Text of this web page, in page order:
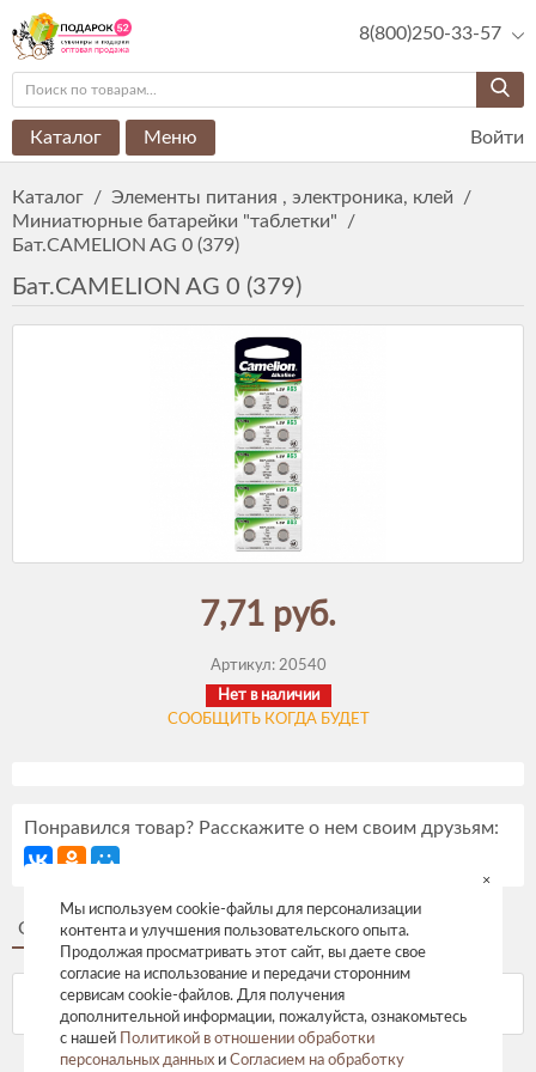
8(800)250-33-57
Каталог Меню Войти
Каталог / Элементы питания , электроника, клей
/
Миниатюрные батарейки "таблетки"
/
Бат.CAMELION AG 0 (379)
Бат.CAMELION AG 0 (379)
7,71 руб.
Артикул: 20540
Нет в наличии
СООБЩИТЬ КОГДА БУДЕТ
Понравился товар? Расскажите о нем своим друзьям:
Описание Отзывы
Мы используем cookie-файлы для персонализации
контента и улучшения пользовательского опыта.
Продолжая просматривать этот сайт, вы даете свое
согласие на использование и передачи сторонним
сервисам cookie-файлов. Для получения
дополнительной информации, пожалуйста, ознакомьтесь
с нашей
Политикой в отношении обработки
персональных данных и Согласием на обработку
×